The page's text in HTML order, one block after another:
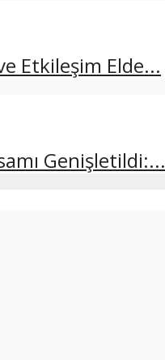
Etkileşim Elde...
Genişletildi:...